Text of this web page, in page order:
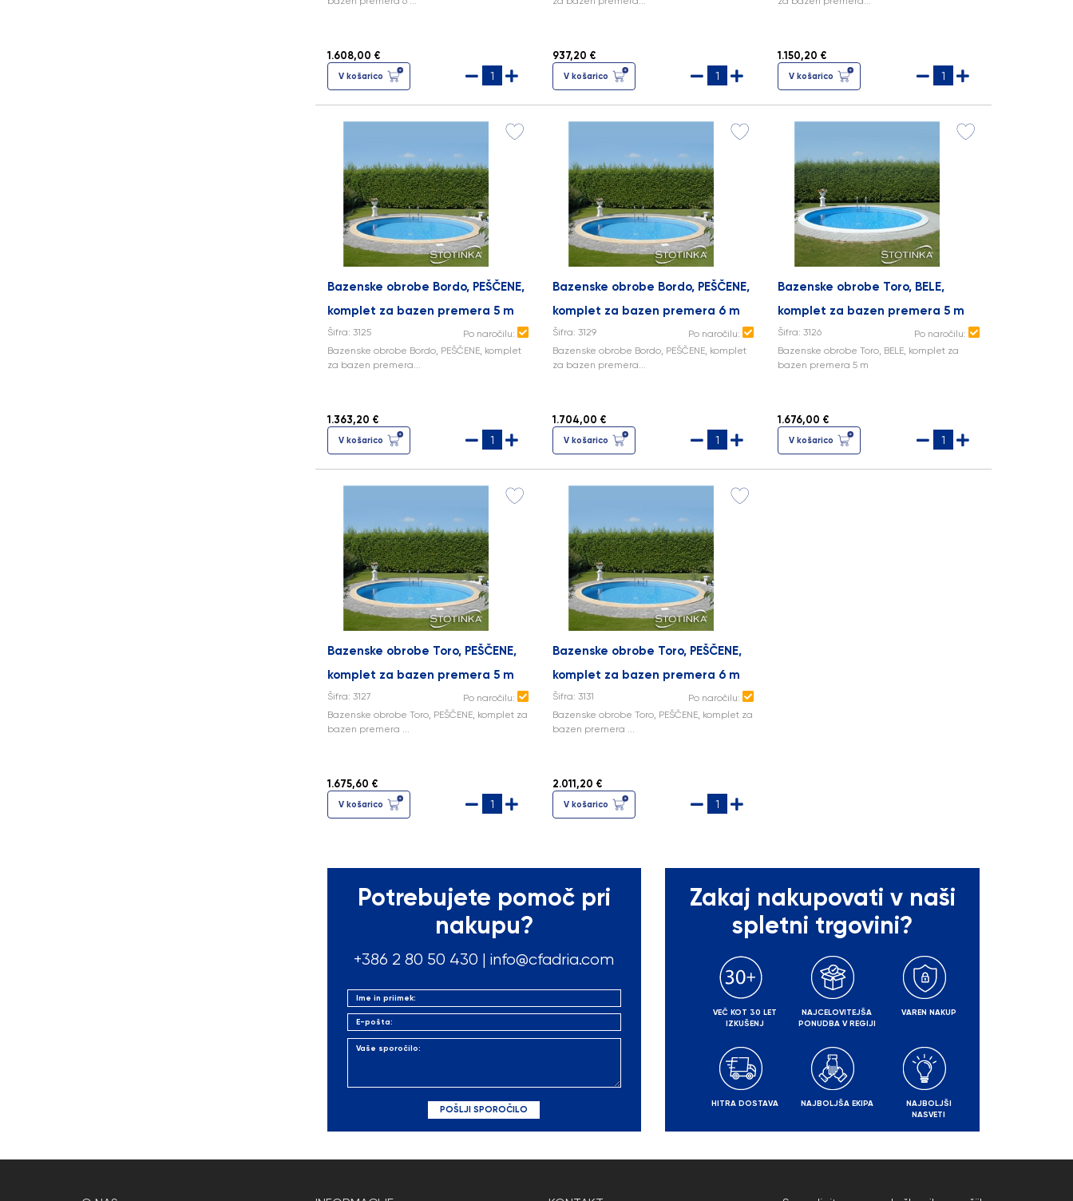
1.608,00 €
V košarico
937,20 €
V košarico
1.150,20 €
V košarico
Bazenske obrobe Bordo, PEŠČENE,
komplet za bazen premera 5 m
Šifra: 3125
Po naročilu:
Bazenske obrobe Bordo, PEŠČENE, komplet
za bazen premera...
1.363,20 €
V košarico
Bazenske obrobe Bordo, PEŠČENE,
komplet za bazen premera 6 m
Šifra: 3129
Po naročilu:
Bazenske obrobe Bordo, PEŠČENE, komplet
za bazen premera...
1.704,00 €
V košarico
Bazenske obrobe Toro, BELE,
komplet za bazen premera 5 m
Šifra: 3126
Po naročilu:
Bazenske obrobe Toro, BELE, komplet za
bazen premera 5 m
1.676,00 €
V košarico
Bazenske obrobe Toro, PEŠČENE,
komplet za bazen premera 5 m
Šifra: 3127
Po naročilu:
Bazenske obrobe Toro, PEŠČENE, komplet za
bazen premera ...
1.675,60 €
V košarico
Bazenske obrobe Toro, PEŠČENE,
komplet za bazen premera 6 m
Šifra: 3131
Po naročilu:
Bazenske obrobe Toro, PEŠČENE, komplet za
bazen premera ...
2.011,20 €
V košarico
Potrebujete pomoč pri
nakupu?
+386 2 80 50 430 |info@cfadria.com
Zakaj nakupovati v naši
spletni trgovini?
VEČ KOT 30 LET
IZKUŠENJ
NAJCELOVITEJŠA
PONUDBA V REGIJI
VAREN NAKUP
HITRA DOSTAVA NAJBOLJŠA EKIPA
NAJBOLJŠI
NASVETI